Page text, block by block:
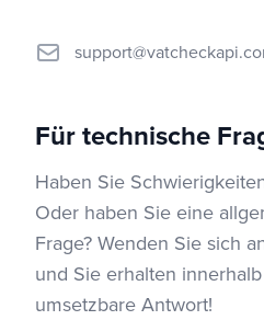
Für technische
Haben Sie
Oder haben Sie eine
Frage? Wenden Sie sich
und Sie erhalten
umsetzbare Antwort!